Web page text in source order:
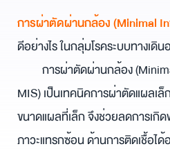
การผ่าตัดผ่านกล้อง (Minimal
ดีอย่างไรในกลุ่มโรคระบบทางเดิ
การผ่าตัดผ่านกล้อง
MIS) เป็นเทคนิคการผ่าตัดแผลเล็
ขนาดแผลที่เล็ก จึงช่วยลดการเกิด
ภาวะแทรกซ้อน ด้านการติดเชื้อไ